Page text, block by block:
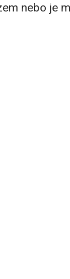
nebo je